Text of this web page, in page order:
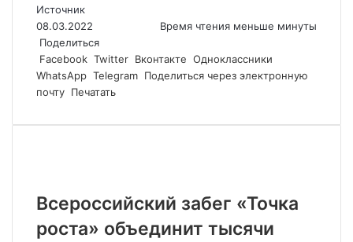
Источник
08.03.2022
Время чтения меньше минуты
Поделиться
Facebook Twitter Вконтакте Одноклассники
WhatsApp Telegram Поделиться через электронную
почту Печатать
Всероссийский забег «Точка
роста» объединит тысячи